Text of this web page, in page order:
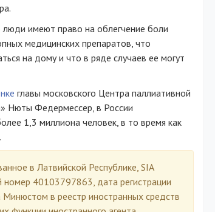
имеют право на облегчение боли
медицинских препаратов, что
на дому и что в ряде случаев ее могут
главы московского Центра паллиативной
Нюты Федермессер, в России
1,3 миллиона человек, в то время как
в Латвийской Республике, SIA
номер 40103797863, дата регистрации
в реестр иностранных средств